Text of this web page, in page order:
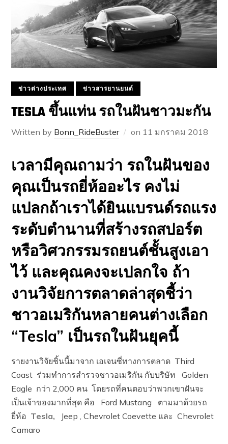
ข่าวต่างประเทศ ข่าวสารยานยนต์
TESLA ขึ้นแท่น รถในฝันชาวมะกัน
Written by Bonn_RideBuster on 11 มกราคม 2018
เวลามีคุณถามว่า รถในฝันของ
คุณเป็นรถยี่ห้ออะไร คงไม่
แปลกถ้าเราได้ยินแบรนด์รถแรง
ระดับตำนานที่สร้างรถสปอร์ต
หรือวิศวกรรมรถยนต์ชั้นสูงเอา
ไว้ และคุณคงจะเปลกใจ ถ้า
งานวิจัยการตลาดล่าสุดชี้ว่า
ชาวอเมริกันหลายคนต่างเลือก
“Tesla” เป็นรถในฝันยุคนี้
รายงานวิจัยชิ้นนี้มาจาก เอเจนซี่ทางการตลาด Third
Coast ร่วมทำการสำรวจชาวอเมริกัน กับบริษัท Golden
Eagle กว่า 2,000 คน โดยรถที่คนตอบว่าพวกเขาฝันจะ
เป็นเจ้าของมากที่สุด คือ Ford Mustang ตามมาด้วยรถ
ยี่ห้อ Tesla, Jeep , Chevrolet Coevette และ Chevrolet
Camaro